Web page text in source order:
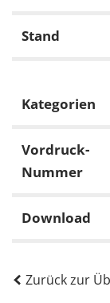
Stand
Kategorien
Vordruck-
Nummer
Download
Zurück zur